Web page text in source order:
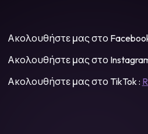
Ακολουθήστε μας στο
Ακολουθήστε μας στο
Ακολουθήστε μας στο TikTok :